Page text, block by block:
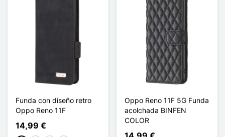
Funda con diseño retro
Oppo Reno 11F
14,99 €
Oppo Reno 11F 5G Funda
acolchada BINFEN
COLOR